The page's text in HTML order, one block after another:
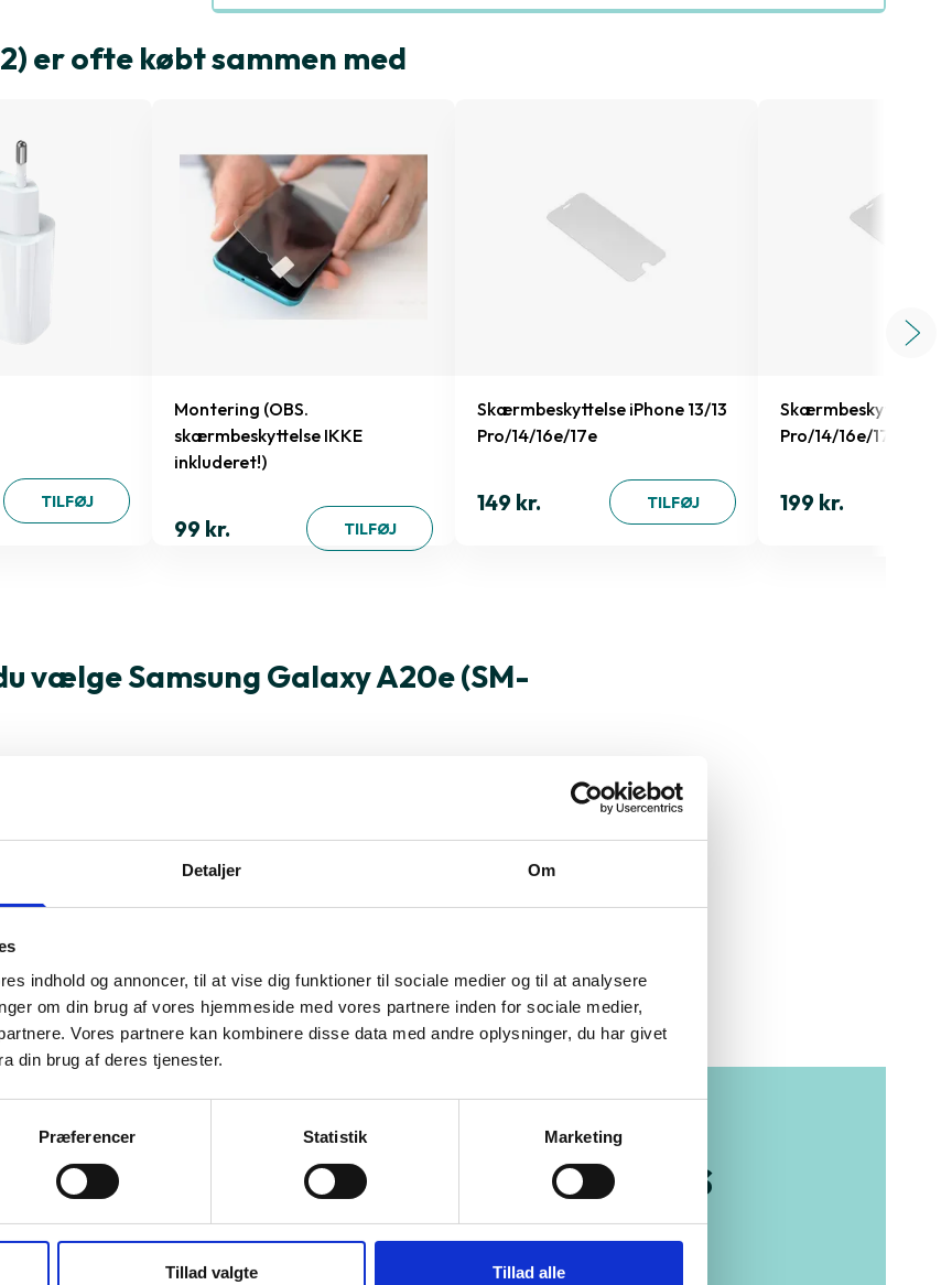
Detaljer Om
indhold og annoncer, til at vise dig funktioner til sociale medier og til at analysere
om din brug af vores hjemmeside med vores partnere inden for sociale medier,
Vores partnere kan kombinere disse data med andre oplysninger, du har givet
din brug af deres tjenester.
Præferencer Statistik Marketing
Tillad valgte Tillad alle
er ofte købt sammen med
TILFØJ
Montering (OBS.
skærmbeskyttelse IKKE
inkluderet!)
99 kr. TILFØJ
Skærmbeskyttelse iPhone 13/13
Pro/14/16e/17e
149 kr. TILFØJ
Skærmbeskyttelse
Pro/14/16e/17e
199 kr.
vælge Samsung Galaxy A20e (SM-
(14 nm)
Navnet på processoren
Varenummer
Køb trygt hos
GreenMind